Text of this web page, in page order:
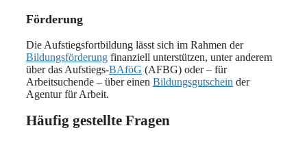
Förderung
Die Aufstiegsfortbildung lässt sich im Rahmen der
Bildungsförderung finanziell unterstützen, unter anderem
über das Aufstiegs-BAföG (AFBG) oder – für
Arbeitsuchende – über einen Bildungsgutschein der
Agentur für Arbeit.
Häufig gestellte Fragen